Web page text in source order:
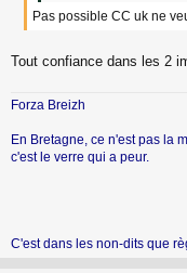
Pas possible CC uk ne
Tout confiance dans les 2
Forza Breizh
En Bretagne, ce n'est pas la
c'est le verre qui a peur.
C'est dans les non-dits que